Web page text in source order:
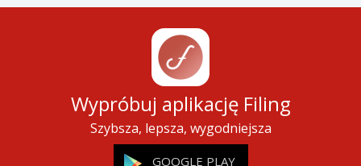
Wypróbuj aplikację Filing
Szybsza, lepsza, wygodniejsza
GOOGLE PLAY